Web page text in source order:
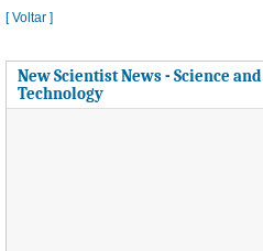
[ Voltar ]
New Scientist News - Science and
Technology